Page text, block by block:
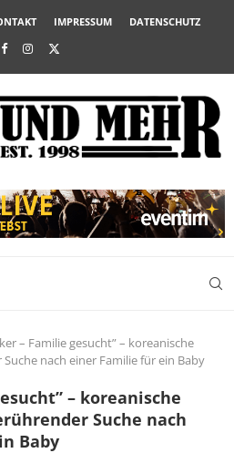
IMPRESSUM DATENSCHUTZ
– Familie gesucht” – koreanische
nach einer Familie für ein Baby
– koreanische
Suche nach
Baby